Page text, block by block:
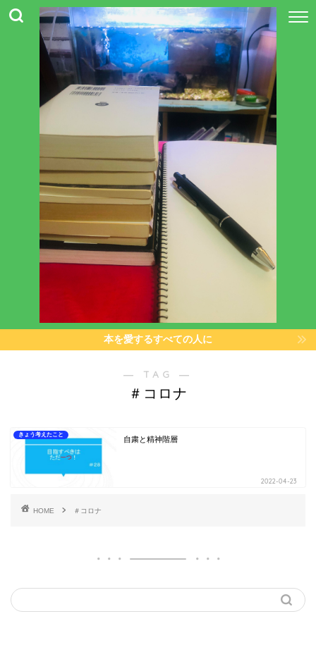
本を愛するすべての人に
― TAG ―
＃コロナ
きょう考えたこと
自粛と精神階層
2022-04-23
HOME ＃コロナ